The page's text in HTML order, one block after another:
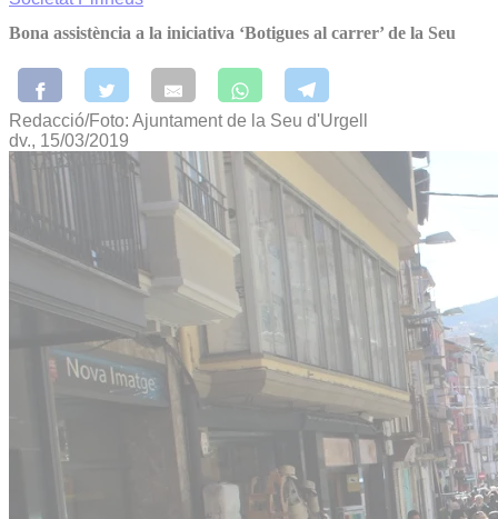
Bona assistència a la iniciativa ‘Botigues al carrer’ de la Seu
Redacció/Foto: Ajuntament de la Seu d'Urgell
dv., 15/03/2019